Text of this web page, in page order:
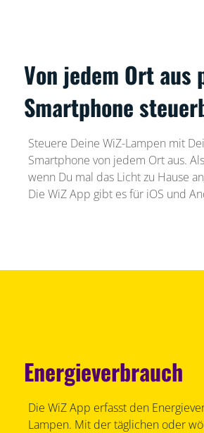
Von jedem Ort aus
Smartphone
Steuere Deine WiZ-Lampen mit
Smartphone von jedem Ort aus.
wenn Du mal das Licht zu Hause
Die WiZ App gibt es für iOS und
Energieverbrauch
Die WiZ App erfasst den
Lampen. Mit der täglichen oder